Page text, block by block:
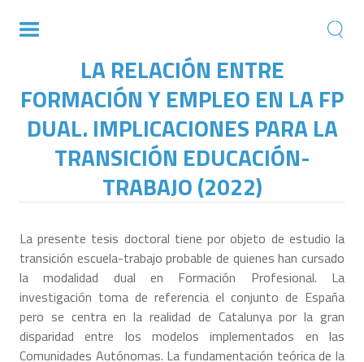
LA RELACIÓN ENTRE
FORMACIÓN Y EMPLEO EN LA FP
DUAL. IMPLICACIONES PARA LA
TRANSICIÓN EDUCACIÓN-
TRABAJO (2022)
La presente tesis doctoral tiene por objeto de estudio la
transición escuela-trabajo probable de quienes han cursado
la modalidad dual en Formación Profesional. La
investigación toma de referencia el conjunto de España
pero se centra en la realidad de Catalunya por la gran
disparidad entre los modelos implementados en las
Comunidades Autónomas. La fundamentación teórica de la